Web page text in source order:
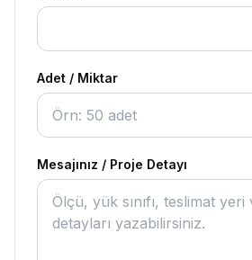
Adet / Miktar
Mesajınız / Proje Detayı